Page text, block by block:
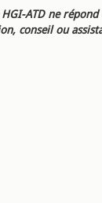
ATD ne
conseil ou